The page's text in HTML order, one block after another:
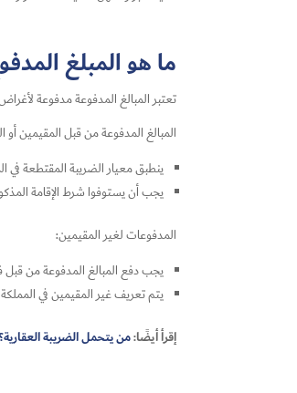
ما هو المبلغ
تعتبر المبالغ المدفوعة مدفوعة
المبالغ المدفوعة من قبل المقيمين
ينطبق معيار الضريبة المقتطعة في
يجب أن يستوفوا شرط الإقامة المذكور في المادة 3 من نظام الدخل، والشرط الرئيسي هو أن الشخص
المدفوعات لغير المقيمين:
يجب دفع المبالغ المدفوعة من
يتم تعريف غير المقيمين في
إقرأ أيضًا:من يتحمل الضريبة